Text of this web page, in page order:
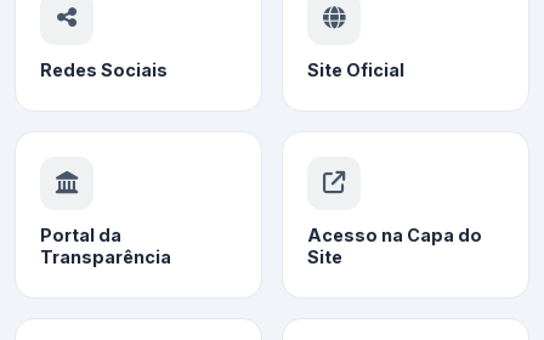
Redes Sociais Site Oficial
Portal da
Transparência
Acesso na Capa do
Site